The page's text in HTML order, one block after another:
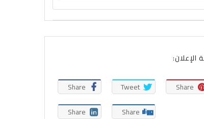
الإعلان:
Share Tweet
Share
Share
Share